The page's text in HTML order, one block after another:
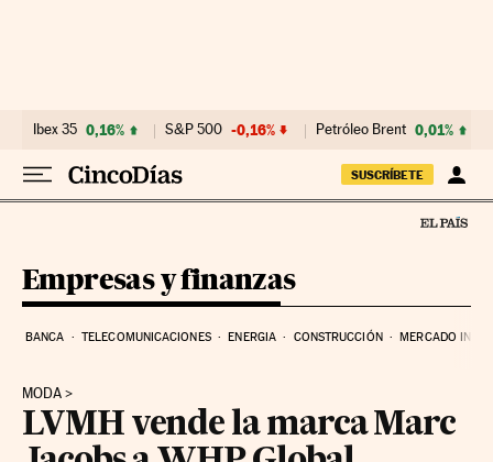
Ibex 35 0,16% S&P 500 -0,16% Petróleo Brent 0,01%
SUSCRÍBETE
Empresas y finanzas
BANCA TELECOMUNICACIONES ENERGIA CONSTRUCCIÓN MERCADO
MODA
LVMH vende la marca Marc